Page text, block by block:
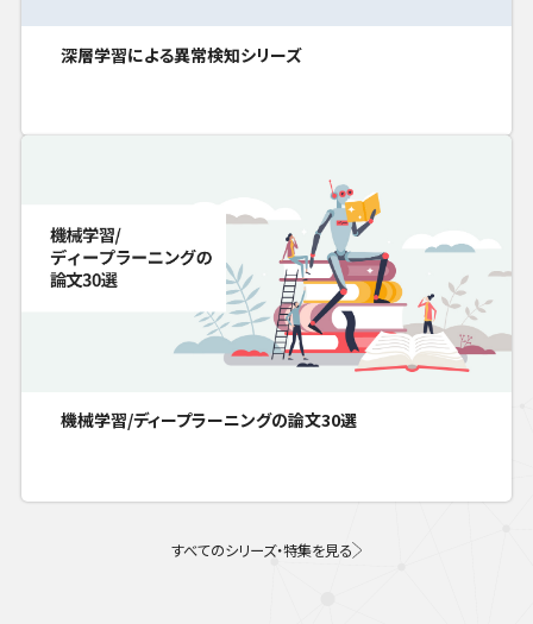
深層学習による異常検知シリーズ
機械学習/ディープラーニングの論文30選
すべてのシリーズ・特集を見る